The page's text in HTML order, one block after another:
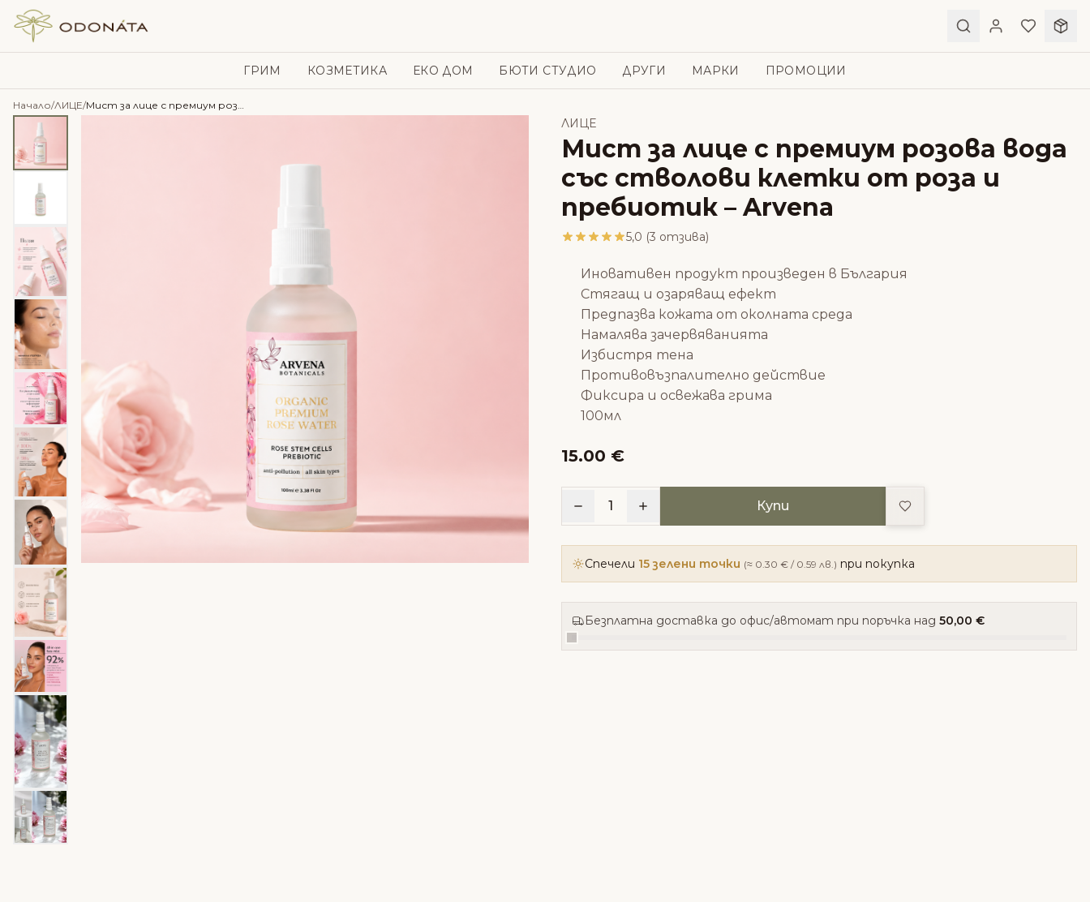
Skip to content
ГРИМ КОЗМЕТИКА ЕКО ДОМ БЮТИ СТУДИО ДРУГИ МАРКИ ПРОМОЦИИ
Начало/ЛИЦЕ/ Мист за лице с премиум розова вода със стволови клетки от роза и пребиотик – Arvena
ЛИЦЕ
Мист за лице с премиум розова вода
със стволови клетки от роза и
пребиотик – Arvena
5,0 (3 отзива)
Иновативен продукт произведен в България
Стягащ и озаряващ ефект
Предпазва кожата от околната среда
Намалява зачервяванията
Избистря тена
Противовъзпалително действие
Фиксира и освежава грима
100мл
15.00 €
1 Купи Добави в любими
Спечели 15 зелени точки (≈ 0.30 € / 0.59 лв.) при покупка
Безплатна доставка до офис/автомат при поръчка над 50,00 €